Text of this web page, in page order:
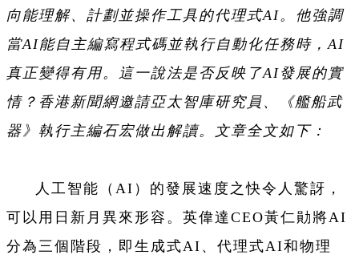
向能理解、計劃並操作工具的代理式AI。他強調
當AI能自主編寫程式碼並執行自動化任務時，AI
真正變得有用。這一說法是否反映了AI發展的實
情？香港新聞網邀請亞太智庫研究員、《艦船武
器》執行主編石宏做出解讀。文章全文如下：
人工智能（AI）的發展速度之快令人驚訝，
可以用日新月異來形容。英偉達CEO黃仁勛將AI
分為三個階段，即生成式AI、代理式AI和物理